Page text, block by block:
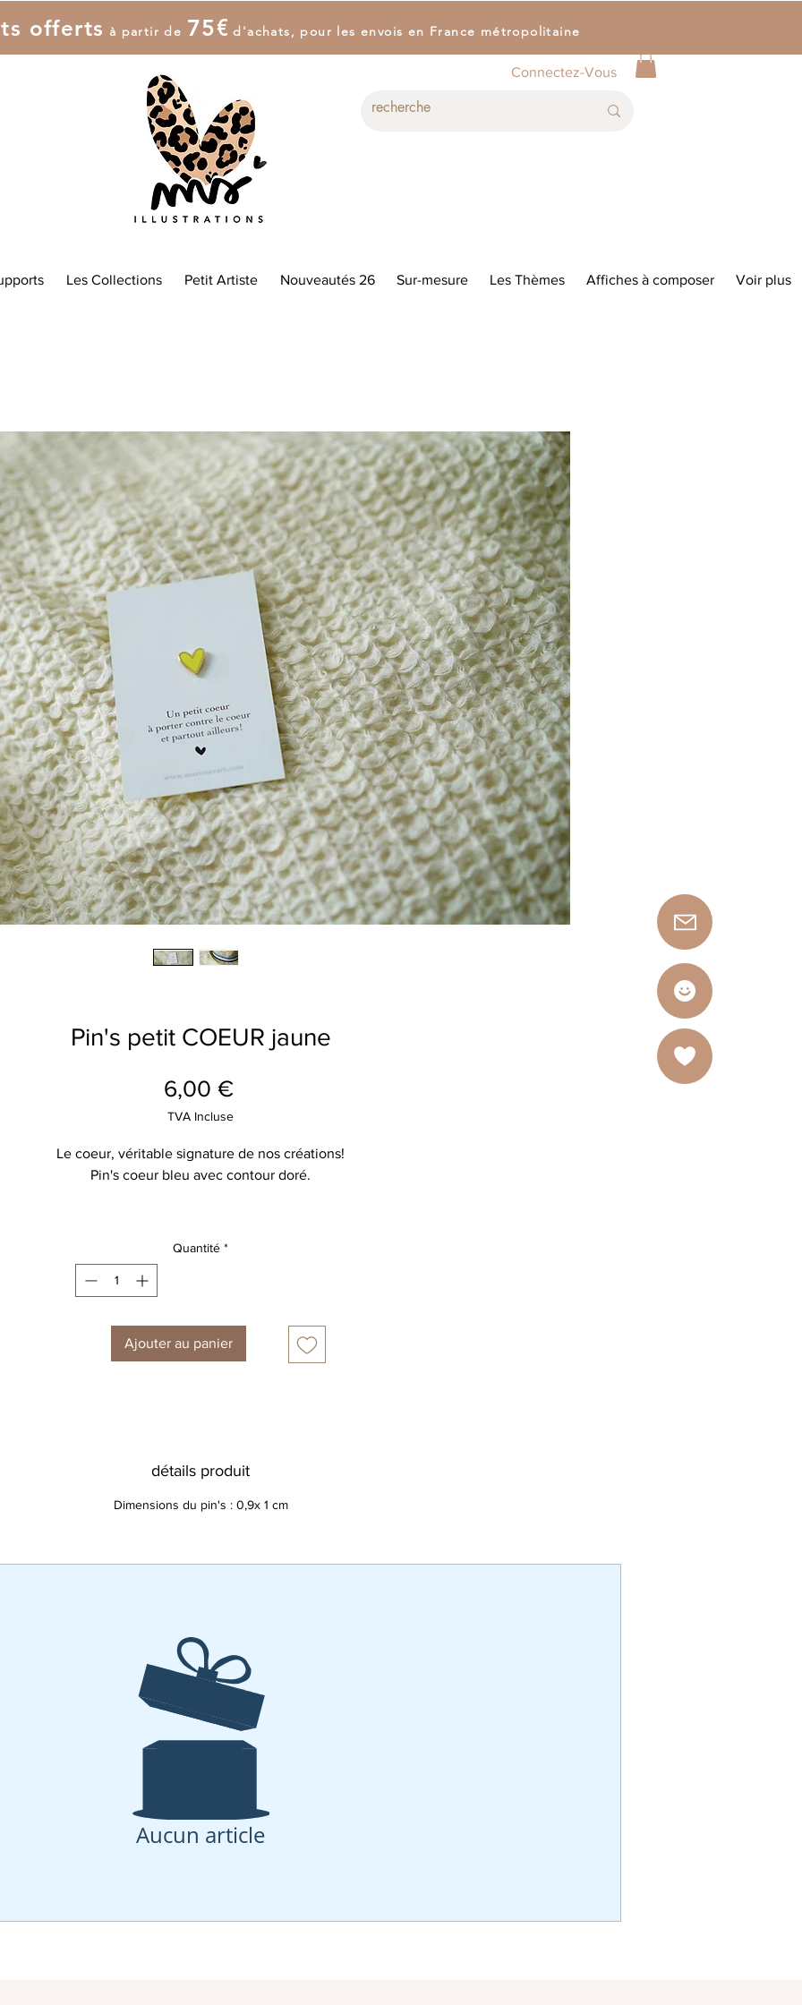
offerts à partir de 75€ d'achats, pour les envois en France métropolitaine
Connectez-Vous
Les Collections Petit Artiste Nouveautés 26 Sur-mesure Les Thèmes Affiches à composer Voir plus
Pin's petit COEUR jaune
6,00 €Prix
TVA Incluse
Le coeur, véritable signature de nos créations!
Pin's coeur bleu avec contour doré.
Quantité *
Ajouter au panier
détails produit
Dimensions du pin's : 0,9x 1 cm
Aucun article